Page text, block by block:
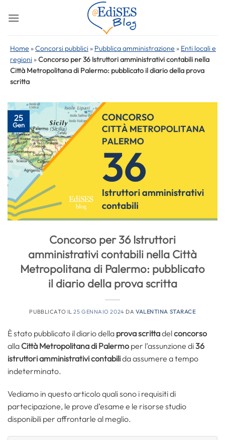
Home »Concorsi pubblici » Pubblica amministrazione » Enti locali e
regioni »Concorso per 36 Istruttori amministrativi contabili nella
Città Metropolitana di Palermo: pubblicato il diario della prova
scritta
25
Gen
Concorso per 36 Istruttori
amministrativi contabili nella Città
Metropolitana di Palermo: pubblicato
il diario della prova scritta
PUBBLICATO IL25 GENNAIO 2024 DA VALENTINA STARACE
È stato pubblicato il diario della prova scrittadelconcorso
alla Città Metropolitana di Palermo per l’assunzione di36
istruttori amministrativi contabilida assumere a tempo
indeterminato.
Vediamo in questo articolo quali sono i requisiti di
partecipazione, le prove d’esame e le risorse studio
disponibili per affrontarle al meglio.